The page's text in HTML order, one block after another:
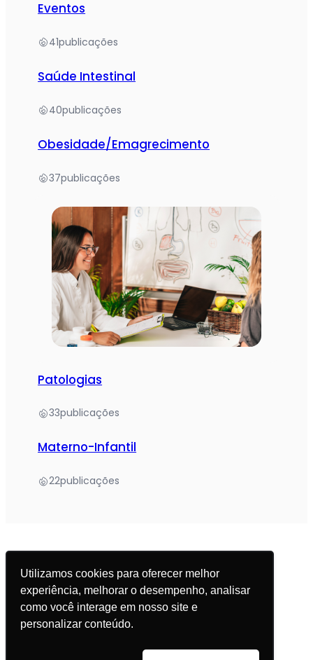
Utilizamos cookies para oferecer melhor
experiência, melhorar o desempenho, analisar
como você interage em nosso site e
personalizar conteúdo.
Eventos
41publicações
Saúde Intestinal
40publicações
Obesidade/Emagrecimento
37publicações
Patologias
33publicações
Materno-Infantil
22publicações
© 2025 Academia da Nutrição. Todos os direitos
reservados.